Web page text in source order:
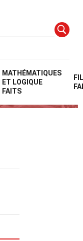
MATHÉMATIQUES
ET LOGIQUE
FAITS